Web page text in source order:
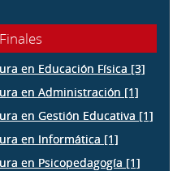
en Educación Física [3]
en Administración [1]
en Gestión Educativa [1]
en Informática [1]
en Psicopedagogía [1]